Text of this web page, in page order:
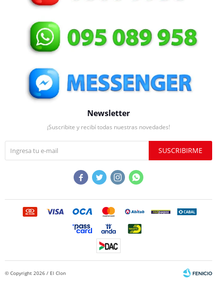
Newsletter
¡Suscribite y recibí todas nuestras novedades!
SUSCRIBIRME
   
© Copyright 2026 / El Clon